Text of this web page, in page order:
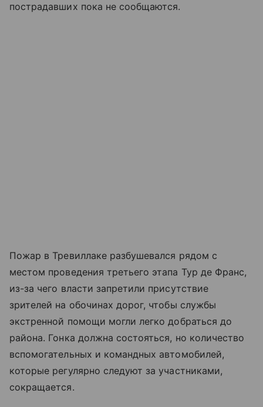
пострадавших пока не сообщаются.
Пожар в Тревиллаке разбушевался рядом с
местом проведения третьего этапа Тур де Франс,
из-за чего власти запретили присутствие
зрителей на обочинах дорог, чтобы службы
экстренной помощи могли легко добраться до
района. Гонка должна состояться, но количество
вспомогательных и командных автомобилей,
которые регулярно следуют за участниками,
сокращается.